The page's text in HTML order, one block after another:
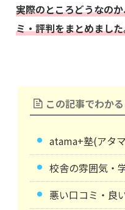
実際のところどうなの
ミ・評判をまとめまし
この記事でわか
atama+塾(アタ
校舎の雰囲気・
悪い口コミ・良